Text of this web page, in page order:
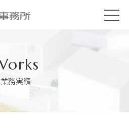
業務実績